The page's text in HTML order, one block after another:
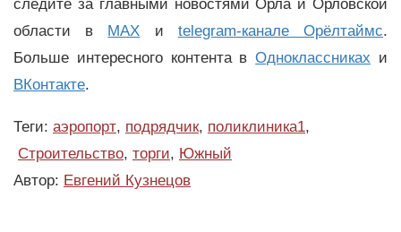
следите за главными новостями Орла и Орловской
области в MAX и telegram-канале Орёлтаймс.
Больше интересного контента вОдноклассниках и
ВКонтакте.
Теги: аэропорт, подрядчик, поликлиника1,
Строительство, торги, Южный
Автор: Евгений Кузнецов